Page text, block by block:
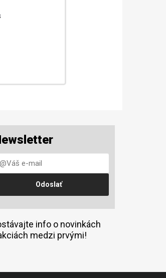
info o novinkách
medzi prvými!